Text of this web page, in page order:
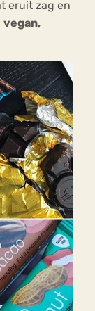
eruit zag en
vegan,